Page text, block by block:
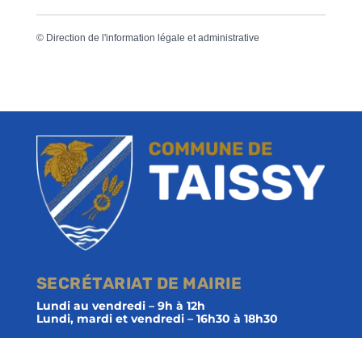
© Direction de l'information légale et administrative
SECRÉTARIAT DE MAIRIE
Lundi au vendredi – 9h à 12h
Lundi, mardi et vendredi – 16h30 à 18h30